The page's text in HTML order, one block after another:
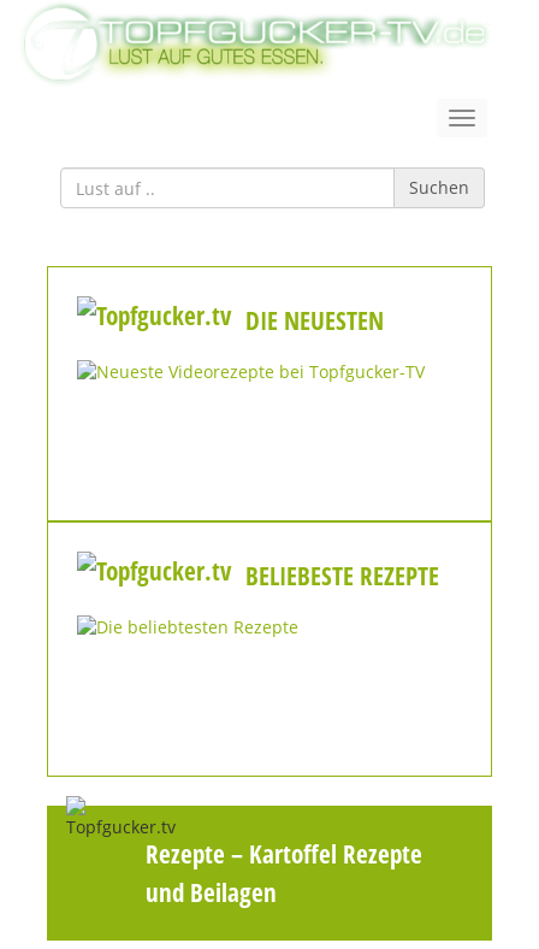
Suchen
DIE NEUESTEN
BELIEBESTE REZEPTE
Rezepte – Kartoffel Rezepte
und Beilagen